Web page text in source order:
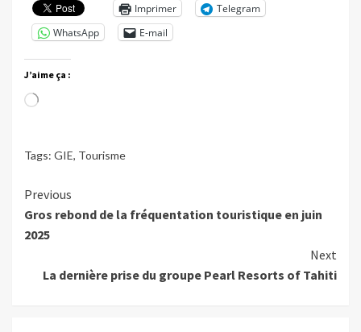
Imprimer
Telegram
WhatsApp
E-mail
J’aime ça :
Chargement…
Tags: GIE, Tourisme
Continue
Reading
Previous
Gros rebond de la fréquentation touristique en juin
2025
Next
La dernière prise du groupe Pearl Resorts of Tahiti